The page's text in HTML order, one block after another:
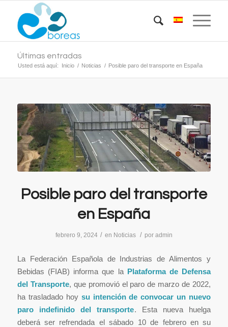
Últimas entradas
Usted está aquí: Inicio / Noticias / Posible paro del transporte en España
Posible paro del transporte
en España
febrero 9, 2024 / en Noticias / por admin
La Federación Española de Industrias de Alimentos y
Bebidas (FIAB) informa que la Plataforma de Defensa
del Transporte, que promovió el paro de marzo de 2022,
ha trasladado hoy su intención de convocar un nuevo
paro indefinido del transporte. Esta nueva huelga
deberá ser refrendada el sábado 10 de febrero en su